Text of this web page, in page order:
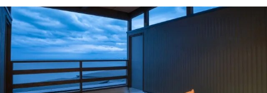
二食付き 事前決済可
IN 15:00 - 18:00 OUT11:00
ポイント即利用で